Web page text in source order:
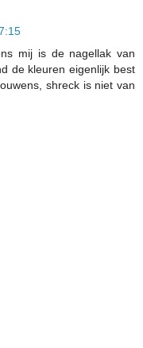
mij is de nagellak van
de kleuren eigenlijk best
shreck is niet van